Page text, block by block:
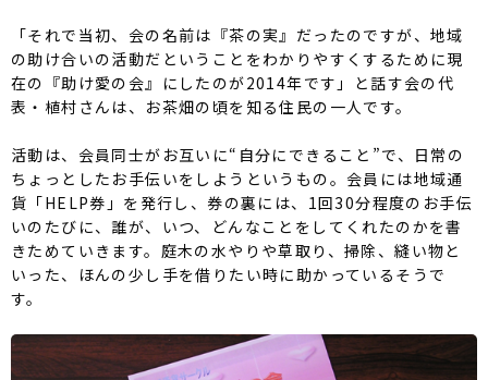
「それで当初、会の名前は『茶の実』だったのですが、地域
の助け合いの活動だということをわかりやすくするために現
在の『助け愛の会』にしたのが2014年です」と話す会の代
表・植村さんは、お茶畑の頃を知る住民の一人です。
活動は、会員同士がお互いに“自分にできること”で、日常の
ちょっとしたお手伝いをしようというもの。会員には地域通
貨「HELP券」を発行し、券の裏には、1回30分程度のお手伝
いのたびに、誰が、いつ、どんなことをしてくれたのかを書
きためていきます。庭木の水やりや草取り、掃除、縫い物と
いった、ほんの少し手を借りたい時に助かっているそうで
す。